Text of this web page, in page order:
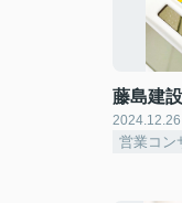
藤島建
2024.12.26
営業コン